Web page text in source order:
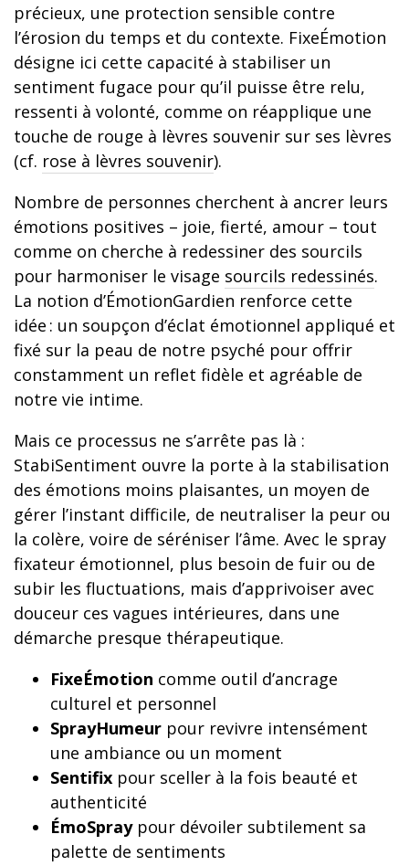
précieux, une protection sensible contre
l’érosion du temps et du contexte. FixeÉmotion
désigne ici cette capacité à stabiliser un
sentiment fugace pour qu’il puisse être relu,
ressenti à volonté, comme on réapplique une
touche de rouge à lèvres souvenir sur ses lèvres
(cf. rose à lèvres souvenir).
Nombre de personnes cherchent à ancrer leurs
émotions positives – joie, fierté, amour – tout
comme on cherche à redessiner des sourcils
pour harmoniser le visage sourcils redessinés.
La notion d’ÉmotionGardien renforce cette
idée : un soupçon d’éclat émotionnel appliqué et
fixé sur la peau de notre psyché pour offrir
constamment un reflet fidèle et agréable de
notre vie intime.
Mais ce processus ne s’arrête pas là :
StabiSentiment ouvre la porte à la stabilisation
des émotions moins plaisantes, un moyen de
gérer l’instant difficile, de neutraliser la peur ou
la colère, voire de séréniser l’âme. Avec le spray
fixateur émotionnel, plus besoin de fuir ou de
subir les fluctuations, mais d’apprivoiser avec
douceur ces vagues intérieures, dans une
démarche presque thérapeutique.
FixeÉmotion comme outil d’ancrage
culturel et personnel
SprayHumeur pour revivre intensément
une ambiance ou un moment
Sentifix pour sceller à la fois beauté et
authenticité
ÉmoSpraypour dévoiler subtilement sa
palette de sentiments